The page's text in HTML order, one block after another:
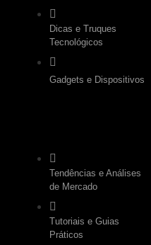
Dicas e Truques
Tecnológicos
Gadgets e Dispositivos
Tendências e Análises
de Mercado
Tutoriais e Guias
Práticos